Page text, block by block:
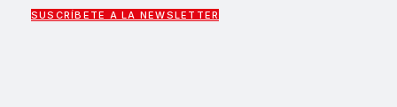
SUSCRÍBETE A LA NEWSLETTER